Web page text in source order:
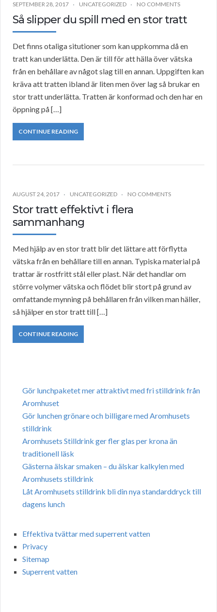
SEPTEMBER 28, 2017 UNCATEGORIZED NO COMMENTS
Så slipper du spill med en stor tratt
Det finns otaliga situtioner som kan uppkomma då en
tratt kan underlätta. Den är till för att hälla över vätska
från en behållare av något slag till en annan. Uppgiften kan
kräva att tratten ibland är liten men över lag så brukar en
stor tratt underlätta. Tratten är konformad och den har en
öppning på […]
CONTINUE READING
AUGUST 24, 2017 UNCATEGORIZED NO COMMENTS
Stor tratt effektivt i flera
sammanhang
Med hjälp av en stor tratt blir det lättare att förflytta
vätska från en behållare till en annan. Typiska material på
trattar är rostfritt stål eller plast. När det handlar om
större volymer vätska och flödet blir stort på grund av
omfattande mynning på behållaren från vilken man häller,
så hjälper en stor tratt till […]
CONTINUE READING
Gör lunchpaketet mer attraktivt med fri stilldrink från
Aromhuset
Gör lunchen grönare och billigare med Aromhusets
stilldrink
Aromhusets Stilldrink ger fler glas per krona än
traditionell läsk
Gästerna älskar smaken – du älskar kalkylen med
Aromhusets stilldrink
Låt Aromhusets stilldrink bli din nya standarddryck till
dagens lunch
Effektiva tvättar med superrent vatten
Privacy
Sitemap
Superrent vatten